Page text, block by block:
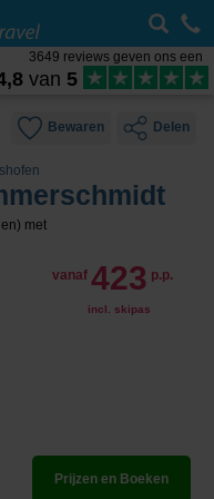
3649 reviews geven ons een
van 5
Bewaren Delen
met
vanaf 423 p.p.
incl. skipas
Prijzen en Boeken